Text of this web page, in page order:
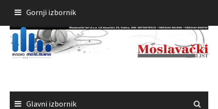
sadržaja
Gornji izbornik
Glavni izbornik